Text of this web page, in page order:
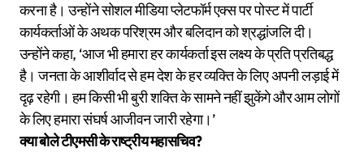
करना है। उन्होंने सोशल मीडिया प्लेटफॉर्म एक्स पर पोस्ट में पार्टी
कार्यकर्ताओं के अथक परिश्रम और बलिदान को श्रद्धांजलि दी।
उन्होंने कहा, ‘आज भी हमारा हर कार्यकर्ता इस लक्ष्य के प्रति प्रतिबद्ध
है। जनता के आशीर्वाद से हम देश के हर व्यक्ति के लिए अपनी लड़ाई में
दृढ़ रहेगी। हम किसी भी बुरी शक्ति के सामने नहीं झुकेंगे और आम लोगों
के लिए हमारा संघर्ष आजीवन जारी रहेगा।’
क्या बोले टीएमसी के राष्ट्रीय महासचिव?